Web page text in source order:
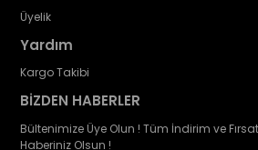
Üyelik
Yardım
Kargo Takibi
BİZDEN HABERLER
Bültenimize Üye Olun ! Tüm İndirim ve
Haberiniz Olsun !